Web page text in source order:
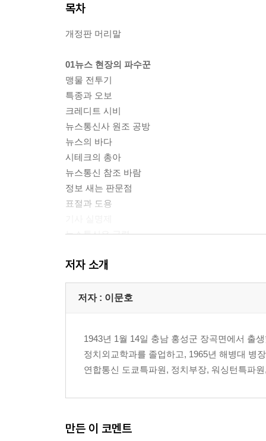
목차
개정판 머리말
01뉴스 현장의 파수꾼
맹물 전투기
특종과 오보
크레디트 시비
뉴스통신사 원조 공방
뉴스의 바다
시테크의 총아
뉴스통신 참조 바람
정보 새는 판문점
표절과 도용
뉴스통신은 국력
서울주재 외신 기자
You are still alone
메이저들의 벽
나라의 대외 창구
프레스센터의 인기품목
떼거리 저널리즘
전화 좀 고쳐주지
저자 소개
저자 : 이문호
1943년 1월 14일 충남 홍성군 장곡면에서 출
정치외교학과를 졸업하고, 1965년 해병대 병
연합통신 도쿄특파원, 정치부장, 워싱턴특파
만든 이 코멘트